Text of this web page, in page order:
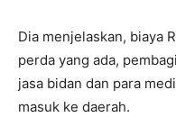
Dia menjelaskan, biaya
perda yang ada,
jasa bidan dan para
masuk ke daerah.